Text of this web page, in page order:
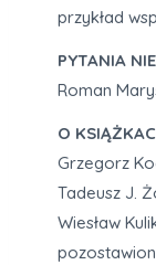
przykład
PYTANIA
Roman
O
Grzegorz
Tadeusz J.
Wiesław